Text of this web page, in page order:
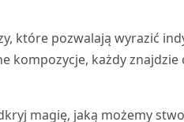
które pozwalają wyrazić
kompozycje, każdy znajdzie
magię, jaką możemy